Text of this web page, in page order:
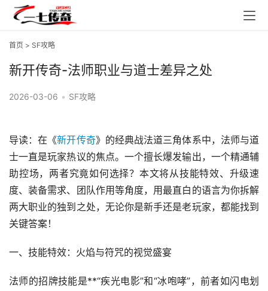
首页 > SF攻略
新开传奇-法师职业与道士差异之处
2026-03-06 • SF攻略
导读：在《新开传奇》的经典战法道三角体系中，法师与道
士一直是玩家热议的焦点。一个擅长爆发输出，一个精通辅
助控场，两者究竟如何选择？本文将从技能特效、升级速
度、装备需求、团队作用等角度，用最直白的语言为你拆解
两大职业的独到之处，无论你是新手还是老玩家，都能找到
关键答案！
一、技能特效：火焰与符咒的视觉盛宴
法师的招牌技能是**“疾光电影”和“冰咆哮”，前者如闪电划